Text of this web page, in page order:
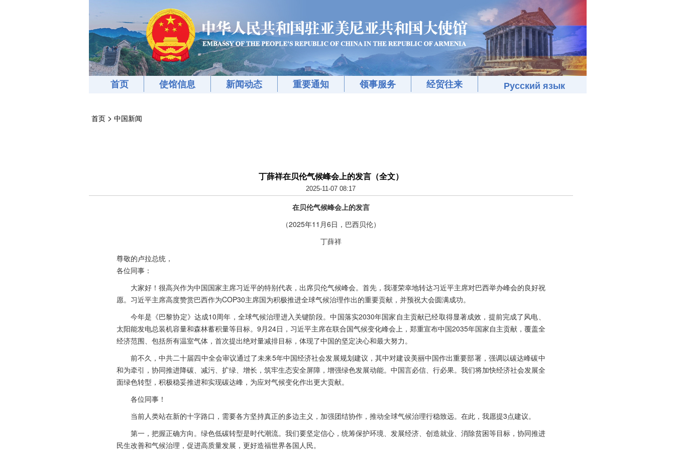
首页 使馆信息 新闻动态 重要通知 领事服务 经贸往来 Русский язык
首页> 中国新闻
丁薛祥在贝伦气候峰会上的发言（全文）
2025-11-07 08:17
在贝伦气候峰会上的发言
（2025年11月6日，巴西贝伦）
丁薛祥
尊敬的卢拉总统，
各位同事：
大家好！很高兴作为中国国家主席习近平的特别代表，出席贝伦气候峰会。首先，我谨荣幸地转达习近平主席对巴西举办峰会的良好祝
愿。习近平主席高度赞赏巴西作为COP30主席国为积极推进全球气候治理作出的重要贡献，并预祝大会圆满成功。
今年是《巴黎协定》达成10周年，全球气候治理进入关键阶段。中国落实2030年国家自主贡献已经取得显著成效，提前完成了风电、
太阳能发电总装机容量和森林蓄积量等目标。9月24日，习近平主席在联合国气候变化峰会上，郑重宣布中国2035年国家自主贡献，覆盖全
经济范围、包括所有温室气体，首次提出绝对量减排目标，体现了中国的坚定决心和最大努力。
前不久，中共二十届四中全会审议通过了未来5年中国经济社会发展规划建议，其中对建设美丽中国作出重要部署，强调以碳达峰碳中
和为牵引，协同推进降碳、减污、扩绿、增长，筑牢生态安全屏障，增强绿色发展动能。中国言必信、行必果。我们将加快经济社会发展全
面绿色转型，积极稳妥推进和实现碳达峰，为应对气候变化作出更大贡献。
各位同事！
当前人类站在新的十字路口，需要各方坚持真正的多边主义，加强团结协作，推动全球气候治理行稳致远。在此，我愿提3点建议。
第一，把握正确方向。绿色低碳转型是时代潮流。我们要坚定信心，统筹保护环境、发展经济、创造就业、消除贫困等目标，协同推进
民生改善和气候治理，促进高质量发展，更好造福世界各国人民。